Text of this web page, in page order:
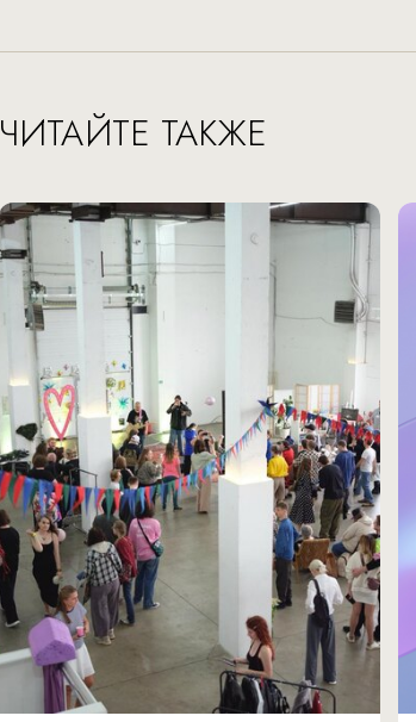
ЧИТАЙТЕ ТАКЖЕ